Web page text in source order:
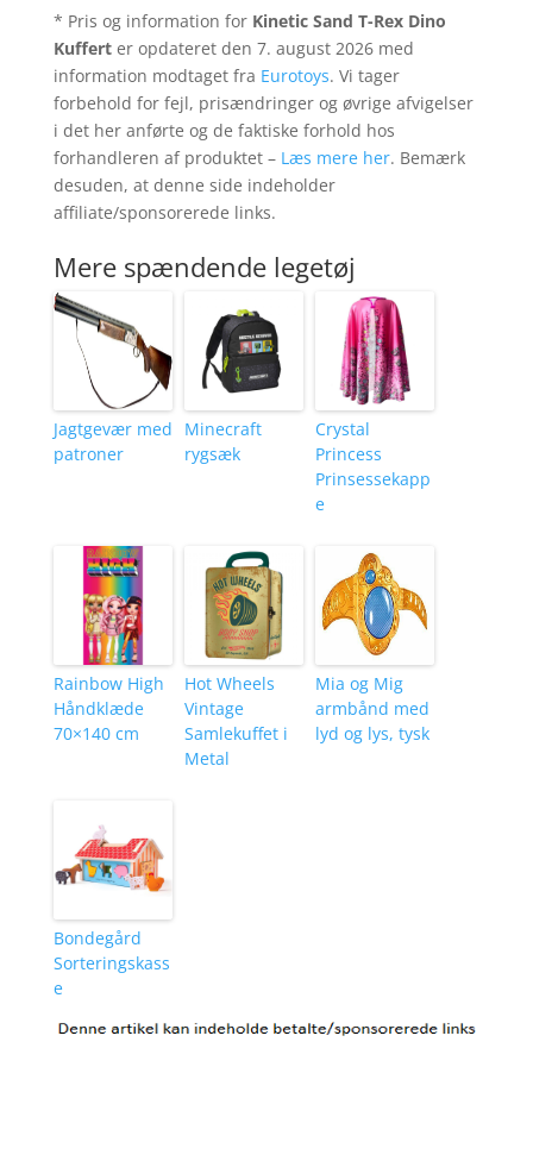
* Pris og information for Kinetic Sand T-Rex Dino
Kufferter opdateret den 7. august 2026 med
information modtaget fra Eurotoys. Vi tager
forbehold for fejl, prisændringer og øvrige afvigelser
i det her anførte og de faktiske forhold hos
forhandleren af produktet – Læs mere her. Bemærk
desuden, at denne side indeholder
affiliate/sponsorerede links.
Mere spændende legetøj
Jagtgevær med
patroner
Minecraft
rygsæk
Crystal
Princess
Prinsessekapp
e
Rainbow High
Håndklæde
70×140 cm
Hot Wheels
Vintage
Samlekuffet i
Metal
Mia og Mig
armbånd med
lyd og lys, tysk
Bondegård
Sorteringskass
e